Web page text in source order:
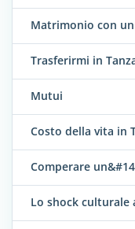
Matrimonio con
Trasferirmi in
Mutui
Costo della vita in
Comperare
Lo shock culturale